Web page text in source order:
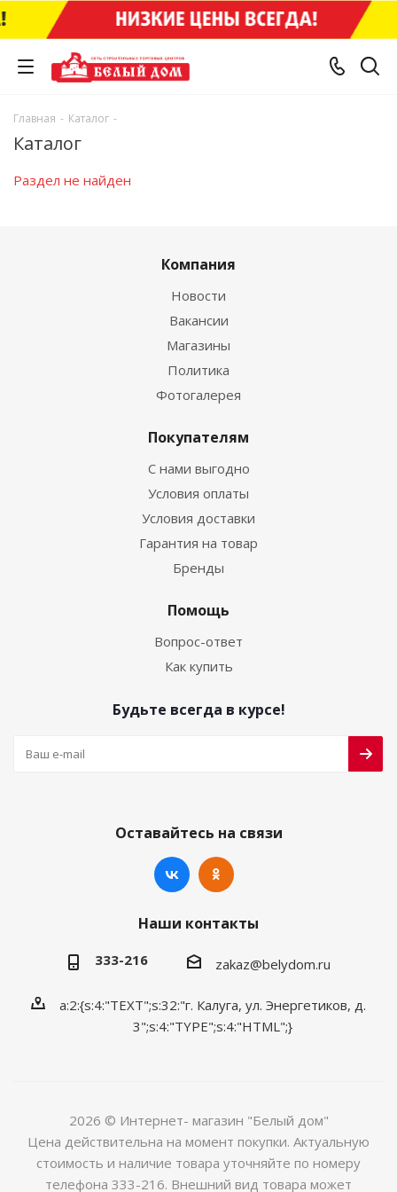
Главная - Каталог -
Каталог
Раздел не найден
Компания
Новости
Вакансии
Магазины
Политика
Фотогалерея
Покупателям
С нами выгодно
Условия оплаты
Условия доставки
Гарантия на товар
Бренды
Помощь
Вопрос-ответ
Как купить
Будьте всегда в курсе!
Оставайтесь на связи
Наши контакты
333-216 zakaz@belydom.ru
a:2:{s:4:"TEXT";s:32:"г. Калуга, ул. Энергетиков, д.
3";s:4:"TYPE";s:4:"HTML";}
2026 © Интернет- магазин "Белый дом"
Цена действительна на момент покупки. Актуальную
стоимость и наличие товара уточняйте по номеру
телефона 333-216. Внешний вид товара может